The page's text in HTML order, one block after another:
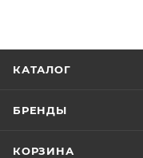
КАТАЛОГ
БРЕНДЫ
КОРЗИНА